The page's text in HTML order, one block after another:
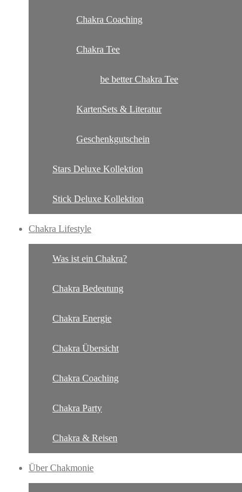
Chakra Coaching
Chakra Tee
be better Chakra Tee
KartenSets & Literatur
Geschenkgutschein
Stars Deluxe Kollektion
Stick Deluxe Kollektion
Chakra Lifestyle
Was ist ein Chakra?
Chakra Bedeutung
Chakra Energie
Chakra Übersicht
Chakra Coaching
Chakra Party
Chakra & Reisen
Über Chakmonie